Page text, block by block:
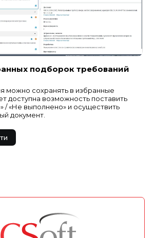
подборок требований
можно сохранять в избранные
доступна возможность поставить
/ «Не выполнено» и осуществить
документ.